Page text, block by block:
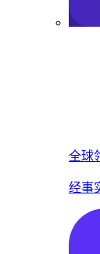
全球
经事